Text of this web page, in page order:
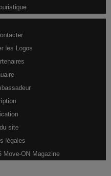
les Logos
site
légales
Move-ON Magazine